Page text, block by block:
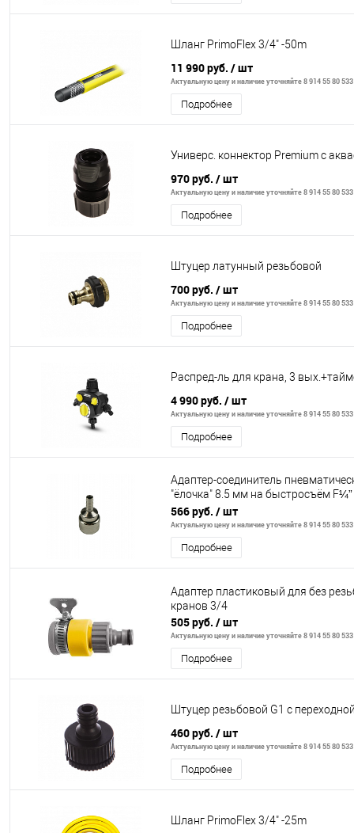
Шланг PrimoFlex 3/4" -50m
11 990 руб. / шт
Актуальную цену и наличие уточняйте 8 914 55 80 533
Подробнее
Универс. коннектор Premium с
970 руб. / шт
Актуальную цену и наличие уточняйте 8 914 55 80 533
Подробнее
Штуцер латунный резьбовой
700 руб. / шт
Актуальную цену и наличие уточняйте 8 914 55 80 533
Подробнее
Распред-ль для крана, 3
4 990 руб. / шт
Актуальную цену и наличие уточняйте 8 914 55 80 533
Подробнее
Адаптер-соединитель
"ёлочка" 8.5 мм на быстросъём F¼”
BG1409
566 руб. / шт
Актуальную цену и наличие уточняйте 8 914 55 80 533
Подробнее
Адаптер пластиковый для без
кранов 3/4
505 руб. / шт
Актуальную цену и наличие уточняйте 8 914 55 80 533
Подробнее
Штуцер резьбовой G1 с
460 руб. / шт
Актуальную цену и наличие уточняйте 8 914 55 80 533
Подробнее
Шланг PrimoFlex 3/4" -25m